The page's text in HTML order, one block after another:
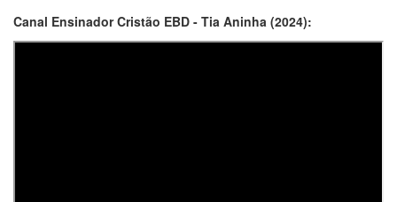
Canal Ensinador Cristão EBD - Tia Aninha (2024):